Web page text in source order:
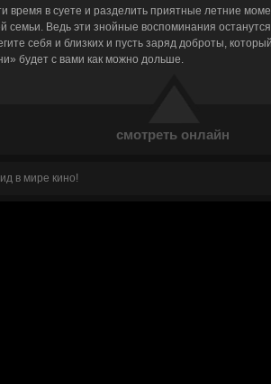
смотреть онлайн
время в суете и разделить приятные летние
семьи. Ведь эти знойные воспоминания
себя и близких и пусть заряд доброты,
будет с вами как можно дольше.
в мире кино!